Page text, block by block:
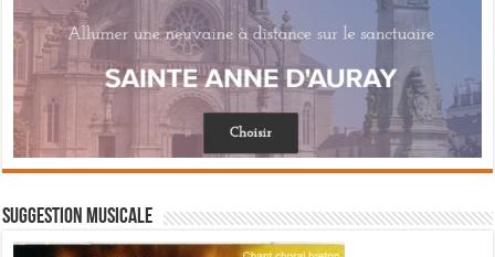
Suggestion musicale